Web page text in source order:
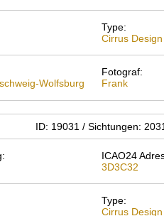
Type:
Cirrus
Wolfsburg
Fotograf:
Frank
ID: 19031 / Sichtungen:
ICAO24
3D3C32
Type:
Cirrus